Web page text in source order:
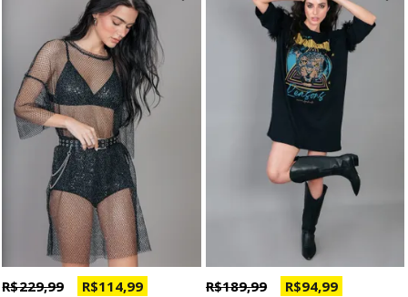
R$ 229,99 R$ 114,99 R$ 189,99 R$ 94,99